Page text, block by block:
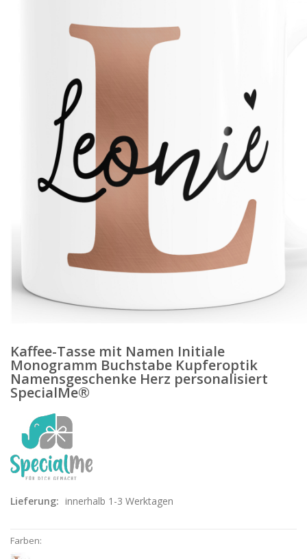
Kaffee-Tasse mit Namen Initiale
Monogramm Buchstabe Kupferoptik
Namensgeschenke Herz personalisiert
SpecialMe®
Lieferung: innerhalb 1-3 Werktagen
Farben: